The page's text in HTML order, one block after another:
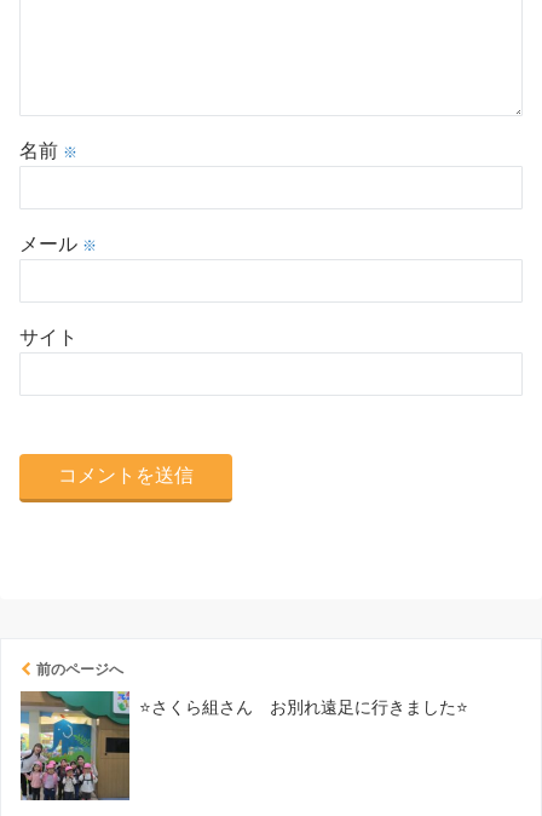
名前 ※
メール ※
サイト
前のページへ
⭐さくら組さん お別れ遠足に行きました⭐